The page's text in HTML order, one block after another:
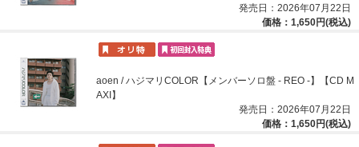
発売日：2026年07月22日
価格：1,650円(税込)
aoen / ハジマリCOLOR【メンバーソロ盤 - REO -】【CD M
AXI】
発売日：2026年07月22日
価格：1,650円(税込)